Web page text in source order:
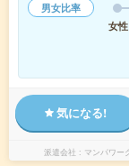
男女比率
女性
気になる!
派遣会社 マンパワー